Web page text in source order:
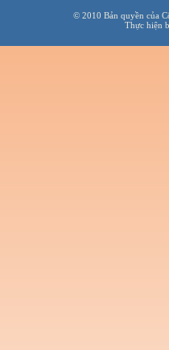
© 2010 Bản quyền của
Thực hiện